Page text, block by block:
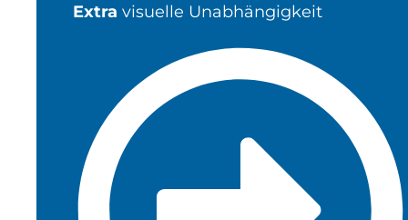
Extra visuelle Unabhängigkeit